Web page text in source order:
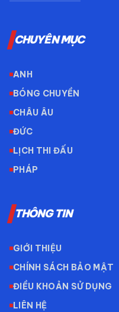
CHUYÊN MỤC
ANH
BÓNG CHUYỀN
CHÂU ÂU
ĐỨC
LỊCH THI ĐẤU
PHÁP
THÔNG TIN
GIỚI THIỆU
CHÍNH SÁCH BẢO MẬT
ĐIỀU KHOẢN SỬ DỤNG
LIÊN HỆ